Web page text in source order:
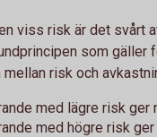
viss risk är det svårt
som gäller
risk och
med lägre risk ger
med högre risk